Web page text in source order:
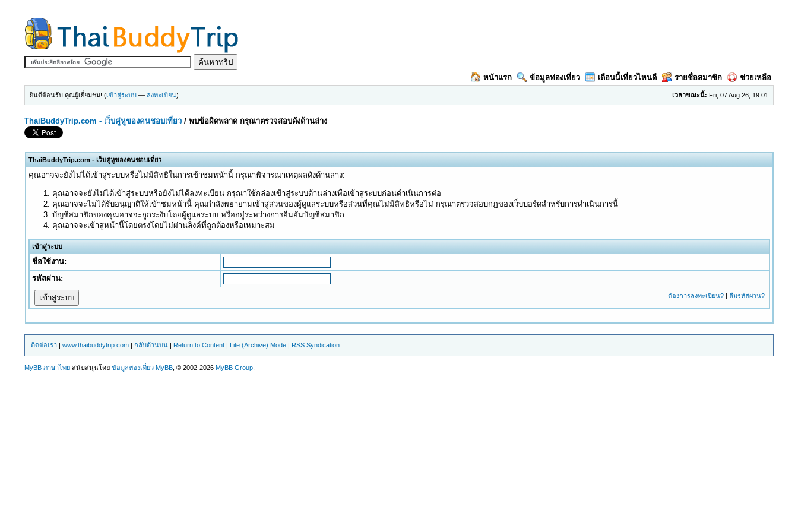
หน้าแรก ข้อมูลท่องเที่ยว เดือนนี้เที่ยวไหนดี รายชื่อสมาชิก ช่วยเหลือ
เวลาขณะนี้: Fri, 07 Aug 26, 19:01
ยินดีต้อนรับ คุณผู้เยี่ยมชม! (เข้าสู่ระบบ — ลงทะเบียน)
ThaiBuddyTrip.com - เว็บคู่หูของคนชอบเที่ยว /พบข้อผิดพลาด กรุณาตรวจสอบดังด้านล่าง
ThaiBuddyTrip.com - เว็บคู่หูของคนชอบเที่ยว
คุณอาจจะยังไม่ได้เข้าสู่ระบบหรือไม่มีสิทธิในการเข้าชมหน้านี้ กรุณาพิจารณาเหตุผลดังด้านล่าง:
คุณอาจจะยังไม่ได้เข้าสู่ระบบหรือยังไม่ได้ลงทะเบียน กรุณาใช้กล่องเข้าสู่ระบบด้านล่างเพื่อเข้าสู่ระบบก่อนดำเนินการต่อ
คุณอาจจะไม่ได้รับอนุญาติให้เข้าชมหน้านี้ คุณกำลังพยายามเข้าสู่ส่วนของผู้ดูแลระบบหรือส่วนที่คุณไม่มีสิทธิหรือไม่ กรุณาตรวจสอบกฎของเว็บบอร์ดสำหรับการดำเนินการนี้
บัญชีสมาชิกของคุณอาจจะถูกระงับโดยผู้ดูแลระบบ หรืออยู่ระหว่างการยืนยันบัญชีสมาชิก
คุณอาจจะเข้าสู่หน้านี้โดยตรงโดยไม่ผ่านลิงค์ที่ถูกต้องหรือเหมาะสม
เข้าสู่ระบบ
ชื่อใช้งาน:
รหัสผ่าน:
ต้องการลงทะเบียน?| ลืมรหัสผ่าน?
ติดต่อเรา |www.thaibuddytrip.com |กลับด้านบน | Return to Content | Lite (Archive) Mode | RSS Syndication
MyBB ภาษาไทย สนับสนุนโดยข้อมูลท่องเที่ยว MyBB , © 2002-2026MyBB Group